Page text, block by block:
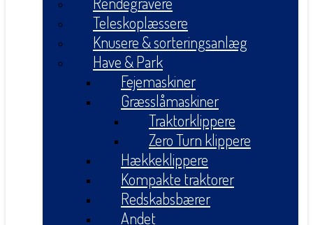
Teleskoplæssere
Knusere & sorteringsanlæg
Have & Park
Fejemaskiner
Græsslåmaskiner
Traktorklippere
Zero Turn klippere
Hækkeklippere
Kompakte traktorer
Redskabsbærer
Andet